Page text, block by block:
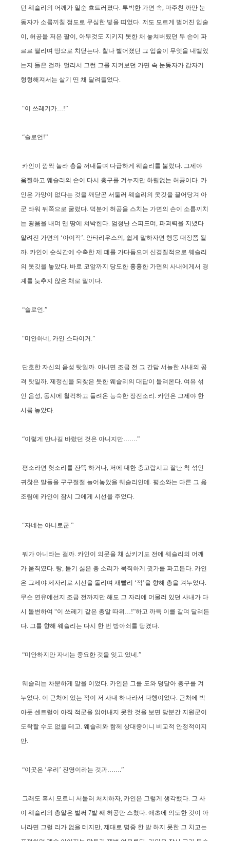
던 웨슬리의 어깨가 일순 흐트러졌다. 투박한 가면 속, 마주친 까만 눈
동자가 소름끼칠 정도로 무심한 빛을 띠었다. 저도 모르게 벌어진 입술
이, 허공을 저은 팔이, 아무것도 지키지 못한 채 놓쳐버렸던 두 손이 파
르르 떨리며 땅으로 치닫는다. 찰나 벌어졌던 그 입술이 무엇을 내뱉었
는지 들은 걸까. 멀리서 그런 그를 지켜보던 가면 속 눈동자가 갑자기
형형해져서는 살기 띤 채 달려들었다.
“이 쓰레기가…!”
“슬로언!”
카인이 깜짝 놀라 총을 꺼내들며 다급하게 웨슬리를 불렀다. 그제야
움찔하고 웨슬리의 손이 다시 총구를 겨누지만 하릴없는 허공이다. 카
인은 가망이 없다는 것을 깨닫곤 서둘러 웨슬리의 옷깃을 끌어당겨 아
군 타워 뒤쪽으로 굴렀다. 덕분에 허공을 스치는 가면의 손이 소름끼치
는 굉음을 내며 맨 땅에 쳐박힌다. 엄청난 스피드며, 파괴력을 지녔다
알려진 가면의 ‘아이작’. 안타리우스의, 쉽게 말하자면 행동 대장쯤 될
까. 카인이 순식간에 수축한 제 폐를 가다듬으며 신경질적으로 웨슬리
의 옷깃을 놓았다. 바로 코앞까지 당도한 흉흉한 가면의 사내에게서 경
계를 늦추지 않은 채로 말이다.
“슬로언.”
“미안하네, 카인 스타이거.”
단호한 자신의 음성 탓일까. 아니면 조금 전 그 간담 서늘한 사내의 공
격 탓일까. 제정신을 되찾은 듯한 웨슬리의 대답이 들려온다. 여유 섞
인 음성, 동시에 철컥하고 들려온 능숙한 장전소리. 카인은 그제야 한
시름 놓았다.
“이렇게 만나길 바랐던 것은 아니지만…….”
평소라면 헛소리를 잔뜩 하거나, 저에 대한 충고랍시고 잘난 척 섞인
귀찮은 말들을 구구절절 늘어놓았을 웨슬리인데. 평소와는 다른 그 읊
조림에 카인이 잠시 그에게 시선을 주었다.
“자네는 아니로군.”
뭐가 아니라는 걸까. 카인이 의문을 채 삼키기도 전에 웨슬리의 어깨
가 움직였다. 탕, 듣기 싫은 총 소리가 묵직하게 귓가를 파고든다. 카인
은 그제야 제자리로 시선을 돌리며 재빨리 ‘적’을 향해 총을 겨누었다.
무슨 연유에선지 조금 전까지만 해도 그 자리에 머물러 있던 사내가 다
시 돌변하여 “이 쓰레기 같은 총알 따위…!”하고 까득 이를 갈며 달려든
다. 그를 향해 웨슬리는 다시 한 번 방아쇠를 당겼다.
“미안하지만 자네는 중요한 것을 잊고 있네.”
웨슬리는 차분하게 말을 이었다. 카인은 그를 도와 덩달아 총구를 겨
누었다. 이 근처에 있는 적이 저 사내 하나라서 다행이었다. 근처에 박
아둔 센트럴이 아직 적군을 읽어내지 못한 것을 보면 당분간 지원군이
도착할 수도 없을 테고. 웨슬리와 함께 상대중이니 비교적 안정적이지
만.
“이곳은 ‘우리’ 진영이라는 것과…….”
그래도 혹시 모르니 서둘러 처치하자, 카인은 그렇게 생각했다. 그 사
이 웨슬리의 총알은 벌써 7발 째 허공만 스쳤다. 애초에 의도한 것이 아
니라면 그럴 리가 없을 테지만, 제대로 명중 한 발 하지 못한 그 치고는